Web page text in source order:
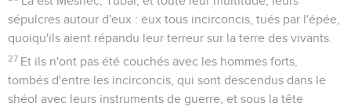
sépulcres autour d'eux : eux tous incirconcis, tués par l'épée,
quoiqu'ils aient répandu leur terreur sur la terre des vivants.
27 Et ils n'ont pas été couchés avec les hommes forts,
tombés d'entre les incirconcis, qui sont descendus dans le
shéol avec leurs instruments de guerre, et sous la tête